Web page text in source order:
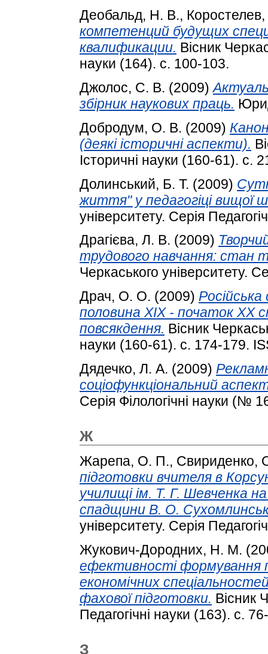
Деобальд, Н. В.,
компетенций будущих
квалификации. Вісник
науки (164). с. 100-103.
Джолос, С. В. (2009)
збірник наукових праць.
Добродум, О. В. (2009)
(деякі історичні аспекти).
Історичні науки (160-61). с.
Долинський, Б. Т. (2009)
життя" у педагогіці вищої
університету. Серія
Драгієва, Л. В. (2009)
трудового навчання: стан
Черкаського університету.
Драч, О. О. (2009)
половина XIX - початок XX
повсякдення. Вісник
науки (160-61). с. 174-179.
Дядечко, Л. А. (2009)
соціофункціональний
Серія Філологічні науки (№
Ж
Жарепа, О. П., Свириденко,
підготовки вчителя в
училищі ім. Т. Г. Шевченка
спадщини В. О.
університету. Серія
Жукович-Дородних, Н. М.
ефективності формування
економічних
фахової підготовки. Вісник
Педагогічні науки (163). с.
З